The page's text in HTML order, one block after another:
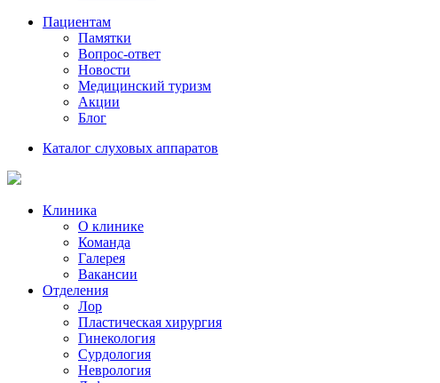
Пациентам
Памятки
Вопрос-ответ
Новости
Медицинский туризм
Акции
Блог
Каталог слуховых аппаратов
Клиника
О клинике
Команда
Галерея
Вакансии
Отделения
Лор
Пластическая хирургия
Гинекология
Сурдология
Неврология